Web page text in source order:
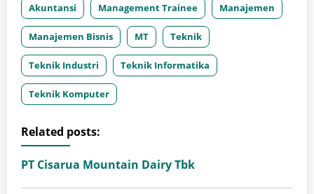
Akuntansi Management Trainee Manajemen
Manajemen Bisnis MT Teknik
Teknik Industri Teknik Informatika
Teknik Komputer
Related posts:
PT Cisarua Mountain Dairy Tbk